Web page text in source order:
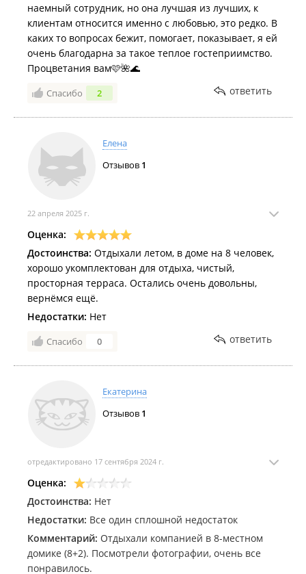
наемный сотрудник, но она лучшая из лучших, к
клиентам относится именно с любовью, это редко. В
каких то вопросах бежит, помогает, показывает, я ей
очень благодарна за такое теплое гостеприимство.
Процветания вам🩷🌺🌊
Спасибо 2 ответить
Елена
Отзывов 1
22 апреля 2025 г.
Оценка:
Достоинства: Отдыхали летом, в доме на 8 человек,
хорошо укомплектован для отдыха, чистый,
просторная терраса. Остались очень довольны,
вернёмся ещё.
Недостатки: Нет
Спасибо 0 ответить
Екатерина
Отзывов 1
отредактировано 17 сентября 2024 г.
Оценка:
Достоинства: Нет
Недостатки: Все один сплошной недостаток
Комментарий: Отдыхали компанией в 8-местном
домике (8+2). Посмотрели фотографии, очень все
понравилось.